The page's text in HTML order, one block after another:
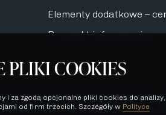
Elementy dodatkowe –
Prospekt informacyjny
jedynie charakter poglądowy i
ART. 71 K.C. oraz nie stanowią
PLIKI COOKIES
i za zgodą opcjonalne pliki cookies do analizy,
od firm trzecich. Szczegóły w Polityce